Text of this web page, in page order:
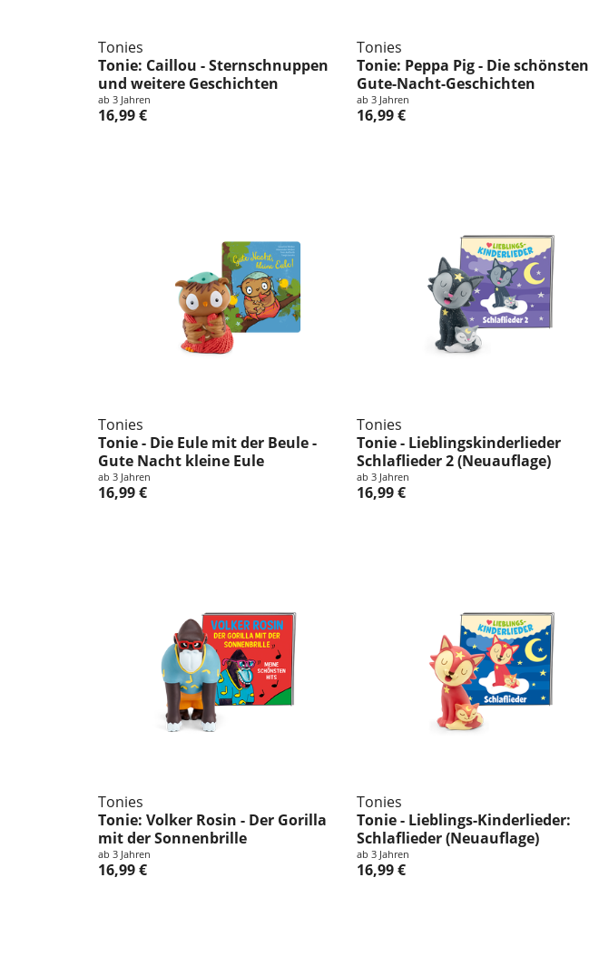
Tonies
Tonie: Caillou - Sternschnuppen
und weitere Geschichten
ab 3 Jahren
16,99 €
Tonies
Tonie: Peppa Pig - Die schönsten
Gute-Nacht-Geschichten
ab 3 Jahren
16,99 €
Tonies
Tonie - Die Eule mit der Beule -
Gute Nacht kleine Eule
ab 3 Jahren
16,99 €
Tonies
Tonie - Lieblingskinderlieder
Schlaflieder 2 (Neuauflage)
ab 3 Jahren
16,99 €
Tonies
Tonie: Volker Rosin - Der Gorilla
mit der Sonnenbrille
ab 3 Jahren
16,99 €
Tonies
Tonie - Lieblings-Kinderlieder:
Schlaflieder (Neuauflage)
ab 3 Jahren
16,99 €